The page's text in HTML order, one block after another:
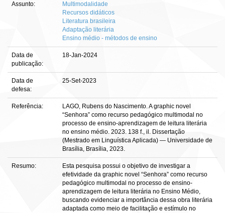
Assunto:
Multimodalidade
Recursos didáticos
Literatura brasileira
Adaptação literária
Ensino médio - métodos de ensino
Data de
publicação:
18-Jan-2024
Data de
defesa:
25-Set-2023
Referência:
LAGO, Rubens do Nascimento. A graphic novel
“Senhora” como recurso pedagógico multimodal no
processo de ensino-aprendizagem de leitura literária
no ensino médio. 2023. 138 f., il. Dissertação
(Mestrado em Linguística Aplicada) — Universidade de
Brasília, Brasília, 2023.
Resumo:
Esta pesquisa possui o objetivo de investigar a
efetividade da graphic novel “Senhora” como recurso
pedagógico multimodal no processo de ensino-
aprendizagem de leitura literária no Ensino Médio,
buscando evidenciar a importância dessa obra literária
adaptada como meio de facilitação e estímulo no